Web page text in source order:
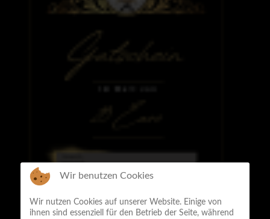
Wir benutzen Cookies
Wir nutzen Cookies auf unserer Website. Einige von
ihnen sind essenziell für den Betrieb der Seite, während